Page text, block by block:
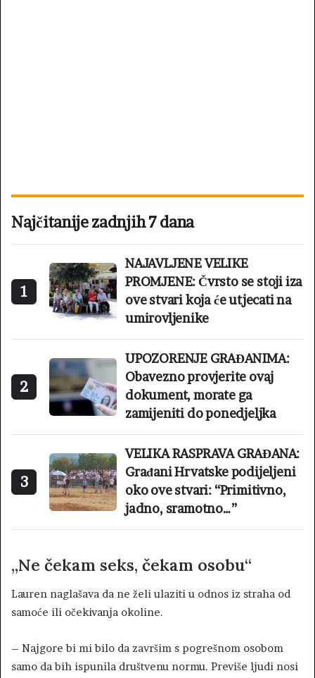
Najčitanije zadnjih 7 dana
1
NAJAVLJENE VELIKE
PROMJENE: Čvrsto se stoji iza
ove stvari koja će utjecati na
umirovljenike
2
UPOZORENJE GRAĐANIMA:
Obavezno provjerite ovaj
dokument, morate ga
zamijeniti do ponedjeljka
3
VELIKA RASPRAVA GRAĐANA:
Građani Hrvatske podijeljeni
oko ove stvari: “Primitivno,
jadno, sramotno…”
„Ne čekam seks, čekam osobu“
Lauren naglašava da ne želi ulaziti u odnos iz straha od
samoće ili očekivanja okoline.
– Najgore bi mi bilo da završim s pogrešnom osobom
samo da bih ispunila društvenu normu. Previše ljudi nosi